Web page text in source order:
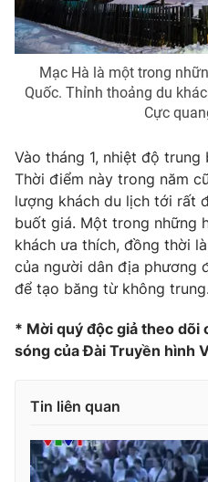
Ðiện thoại Thời báo VTV:
Email:toasoan@vtv.vn
thuận bằng văn bản. Ghi rõ
thông tin từ website này.
Mạc Hà là một trong
Quốc. Thỉnh thoảng du
Cực
Vào tháng 1, nhiệt độ
Thời điểm này trong năm
lượng khách du lịch tới rất
buốt giá. Một trong những
khách ưa thích, đồng thời
của người dân địa phương
để tạo băng từ không trung.
* Mời quý độc giả theo dõi
sóng của Đài Truyền hình
Tin liên quan